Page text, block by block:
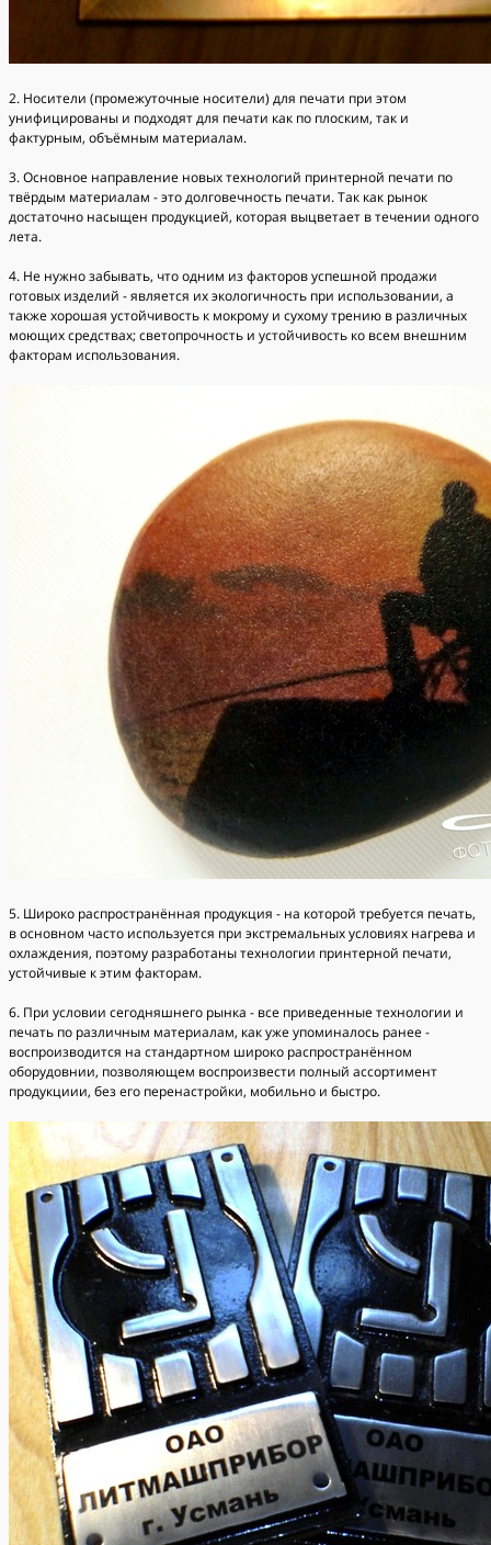
2. Носители (промежуточные носители) для печати при этом
унифицированы и подходят для печати как по плоским, так и
фактурным, объёмным материалам.
3. Основное направление новых технологий принтерной печати по
твёрдым материалам - это долговечность печати. Так как рынок
достаточно насыщен продукцией, которая выцветает в течении одного
лета.
4. Не нужно забывать, что одним из факторов успешной продажи
готовых изделий - является их экологичность при использовании, а
также хорошая устойчивость к мокрому и сухому трению в различных
моющих средствах; светопрочность и устойчивость ко всем внешним
факторам использования.
5. Широко распространённая продукция - на которой требуется печать,
в основном часто используется при экстремальных условиях нагрева и
охлаждения, поэтому разработаны технологии принтерной печати,
устойчивые к этим факторам.
6. При условии сегодняшнего рынка - все приведенные технологии и
печать по различным материалам, как уже упоминалось ранее -
воспроизводится на стандартном широко распространённом
оборудовнии, позволяющем воспроизвести полный ассортимент
продукциии, без его перенастройки, мобильно и быстро.